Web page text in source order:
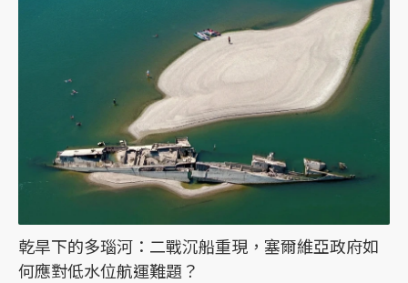
乾旱下的多瑙河：二戰沉船重現，塞爾維亞政府如
何應對低水位航運難題？